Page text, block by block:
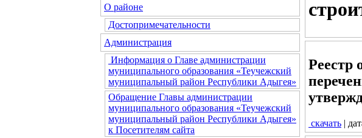
О районе
Достопримечательности
Администрация
Информация о Главе администрации
муниципального образования «Теучежский
муниципальный район Республики Адыгея»
Обращение Главы администрации
муниципального образования «Теучежский
муниципальный район Республики Адыгея»
к Посетителям сайта
Реестр
скачать |